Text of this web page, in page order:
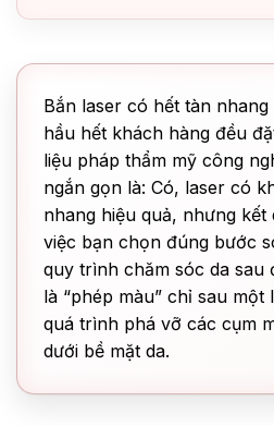
Bắn laser có hết tàn
hầu hết khách hàng đều
liệu pháp thẩm mỹ công
ngắn gọn là: Có, laser có
nhang hiệu quả, nhưng
việc bạn chọn đúng bước
quy trình chăm sóc da sau
là “phép màu” chỉ sau
quá trình phá vỡ các cụm
dưới bề mặt da.